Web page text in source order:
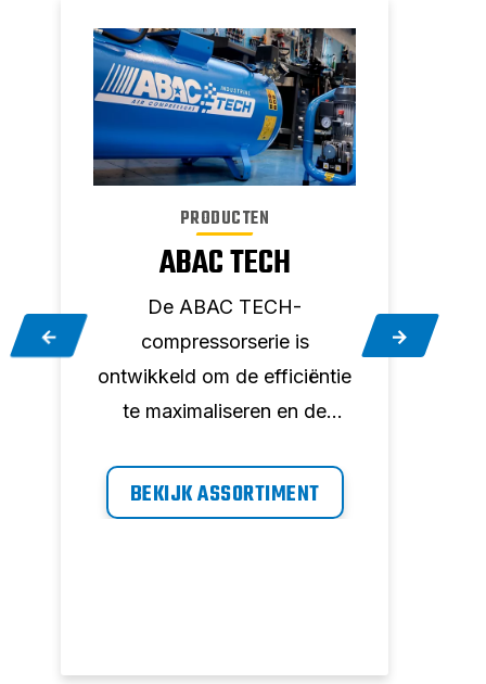
PRODUCTEN
ABAC TECH
De ABAC TECH-
compressorserie is
ontwikkeld om de efficiëntie
te maximaliseren en de
minimaliseren door perslucht
op aanvraag te leveren,
BEKIJK ASSORTIMENT